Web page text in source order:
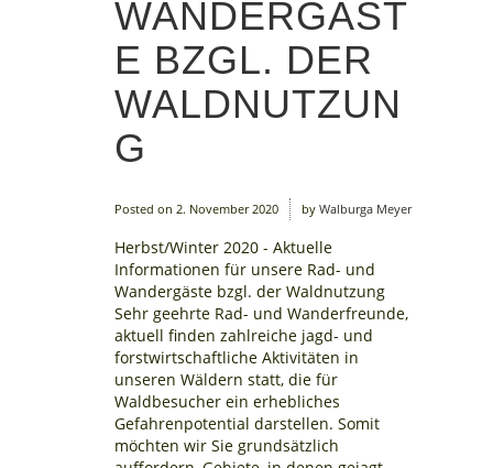
WANDERGÄST
E BZGL. DER
WALDNUTZUN
G
Posted on 2. November 2020 by Walburga Meyer
Herbst/Winter 2020 - Aktuelle
Informationen für unsere Rad- und
Wandergäste bzgl. der Waldnutzung
Sehr geehrte Rad- und Wanderfreunde,
aktuell finden zahlreiche jagd- und
forstwirtschaftliche Aktivitäten in
unseren Wäldern statt, die für
Waldbesucher ein erhebliches
Gefahrenpotential darstellen. Somit
möchten wir Sie grundsätzlich